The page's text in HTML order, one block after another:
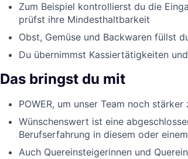
Zum Beispiel kontrollierst du die
prüfst ihre Mindesthaltbarkeit
Obst, Gemüse und Backwaren füllst
Du übernimmst Kassiertätigkeiten
Das bringst du mit
POWER, um unser Team noch stärker
Wünschenswert ist eine
Berufserfahrung in diesem oder
Auch Quereinsteigerinnen und